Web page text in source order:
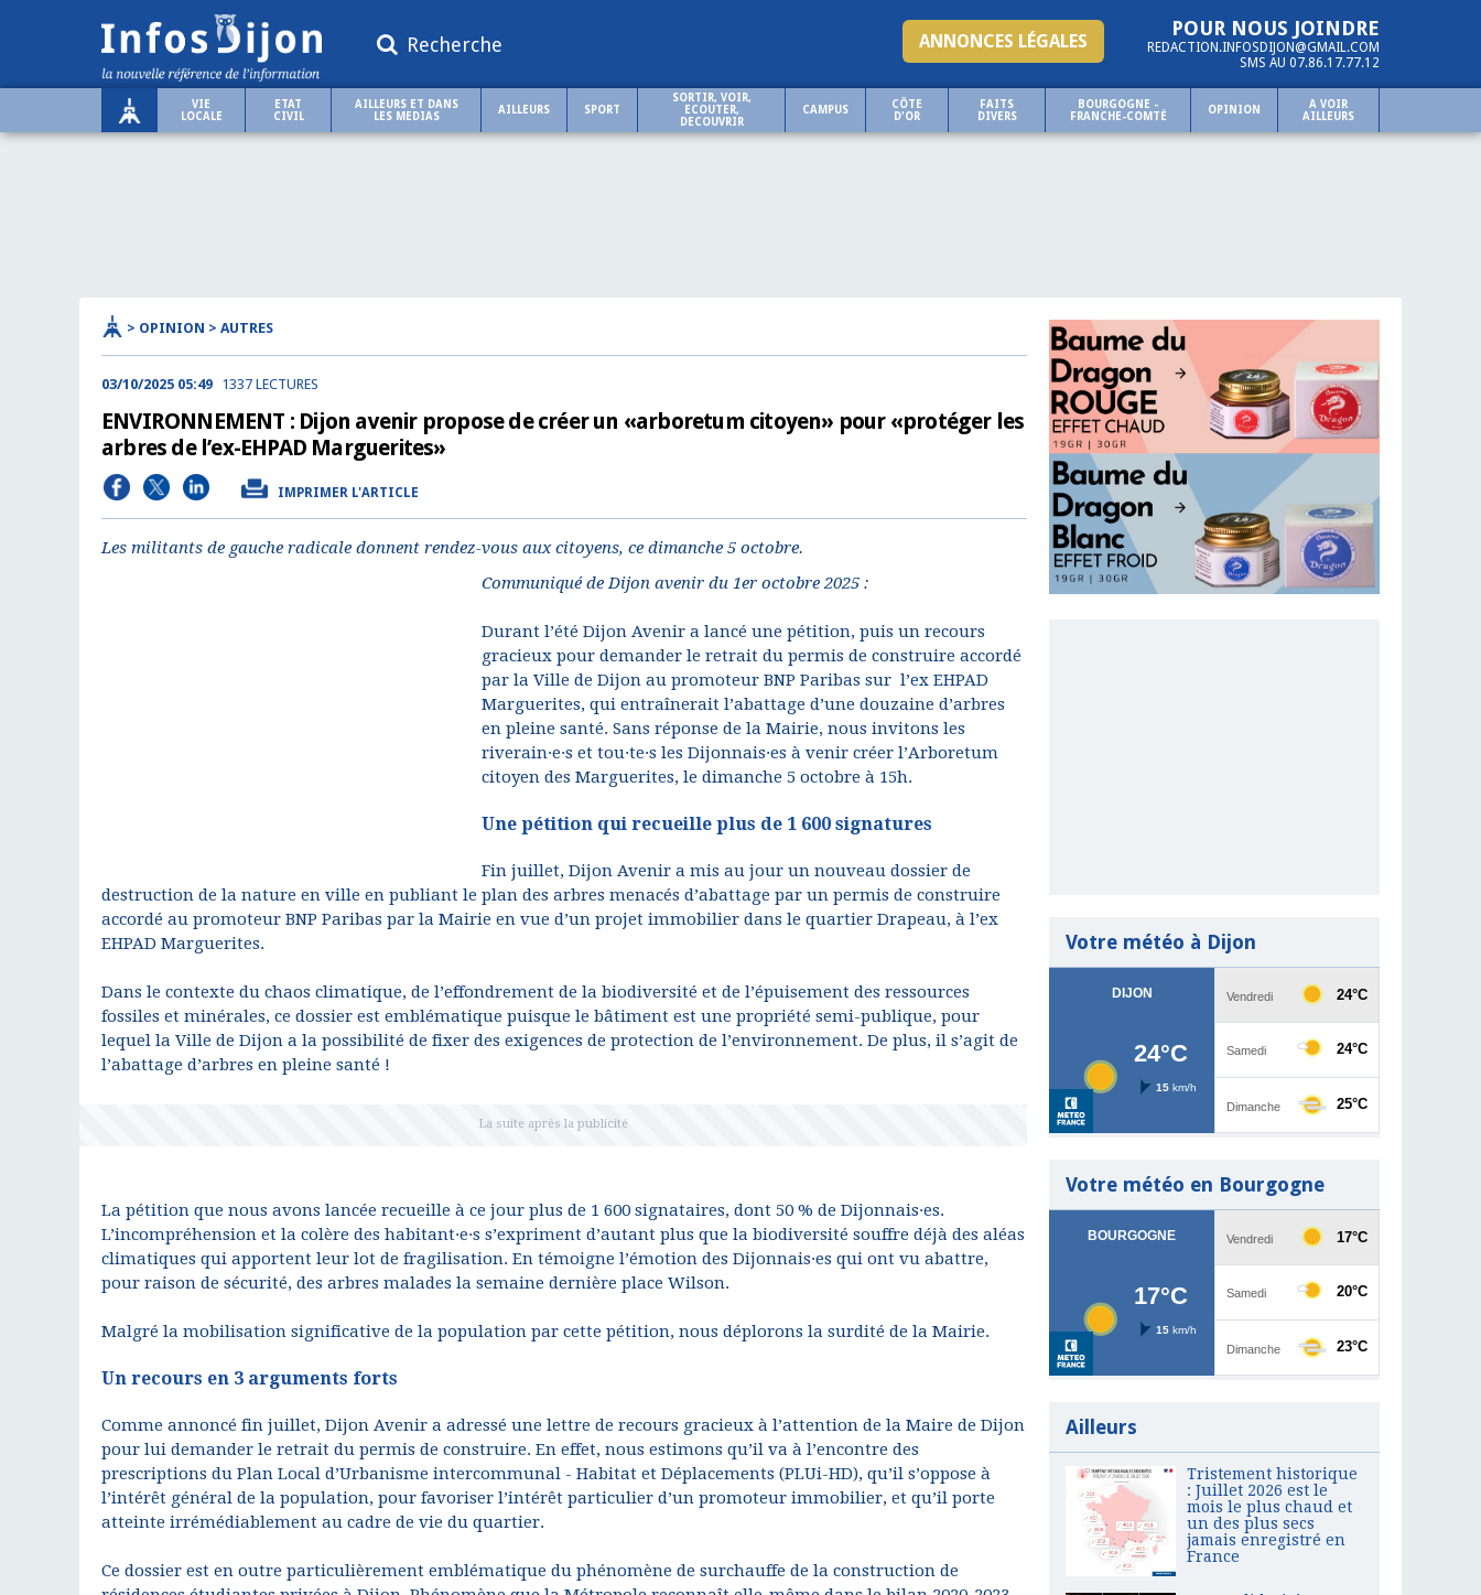
Recherche
POUR NOUS JOINDRE
REDACTION.INFOSDIJON@GMAIL.COM
SMS AU 07.86.17.77.12
ANNONCES LÉGALES
VIE
LOCALE
ETAT
CIVIL
AILLEURS ET DANS
LES MEDIAS
AILLEURS SPORT
SORTIR, VOIR,
ECOUTER,
DECOUVRIR
CAMPUS
CÔTE
D'OR
FAITS
DIVERS
BOURGOGNE -
FRANCHE-COMTÉ
OPINION
A VOIR
AILLEURS
> OPINION > AUTRES
03/10/2025 05:49 1337 LECTURES
ENVIRONNEMENT : Dijon avenir propose de créer un «arboretum citoyen» pour «protéger les
arbres de l’ex-EHPAD Marguerites»
IMPRIMER L'ARTICLE
Les militants de gauche radicale donnent rendez-vous aux citoyens, ce dimanche 5 octobre.
Communiqué de Dijon avenir du 1er octobre 2025 :
Durant l’été Dijon Avenir a lancé une pétition, puis un recours
gracieux pour demander le retrait du permis de construire accordé
par la Ville de Dijon au promoteur BNP Paribas sur l’ex EHPAD
Marguerites, qui entraînerait l’abattage d’une douzaine d’arbres
en pleine santé. Sans réponse de la Mairie, nous invitons les
riverain·e·s et tou·te·s les Dijonnais·es à venir créer l’Arboretum
citoyen des Marguerites, le dimanche 5 octobre à 15h.
Une pétition qui recueille plus de 1 600 signatures
Fin juillet, Dijon Avenir a mis au jour un nouveau dossier de
destruction de la nature en ville en publiant le plan des arbres menacés d’abattage par un permis de construire
accordé au promoteur BNP Paribas par la Mairie en vue d’un projet immobilier dans le quartier Drapeau, à l’ex
EHPAD Marguerites.
Dans le contexte du chaos climatique, de l’effondrement de la biodiversité et de l’épuisement des ressources
fossiles et minérales, ce dossier est emblématique puisque le bâtiment est une propriété semi-publique, pour
lequel la Ville de Dijon a la possibilité de fixer des exigences de protection de l’environnement. De plus, il s’agit de
l’abattage d’arbres en pleine santé !
La pétition que nous avons lancée recueille à ce jour plus de 1 600 signataires, dont 50 % de Dijonnais·es.
L’incompréhension et la colère des habitant·e·s s’expriment d’autant plus que la biodiversité souffre déjà des aléas
climatiques qui apportent leur lot de fragilisation. En témoigne l’émotion des Dijonnais·es qui ont vu abattre,
pour raison de sécurité, des arbres malades la semaine dernière place Wilson.
Malgré la mobilisation significative de la population par cette pétition, nous déplorons la surdité de la Mairie.
Un recours en 3 arguments forts
Comme annoncé fin juillet, Dijon Avenir a adressé une lettre de recours gracieux à l’attention de la Maire de Dijon
pour lui demander le retrait du permis de construire. En effet, nous estimons qu’il va à l’encontre des
prescriptions du Plan Local d’Urbanisme intercommunal - Habitat et Déplacements (PLUi-HD), qu’il s’oppose à
l’intérêt général de la population, pour favoriser l’intérêt particulier d’un promoteur immobilier, et qu’il porte
atteinte irrémédiablement au cadre de vie du quartier.
Ce dossier est en outre particulièrement emblématique du phénomène de surchauffe de la construction de
Votre météo à Dijon
Votre météo en Bourgogne
Ailleurs
Tristement historique
: Juillet 2026 est le
mois le plus chaud et
un des plus secs
jamais enregistré en
France